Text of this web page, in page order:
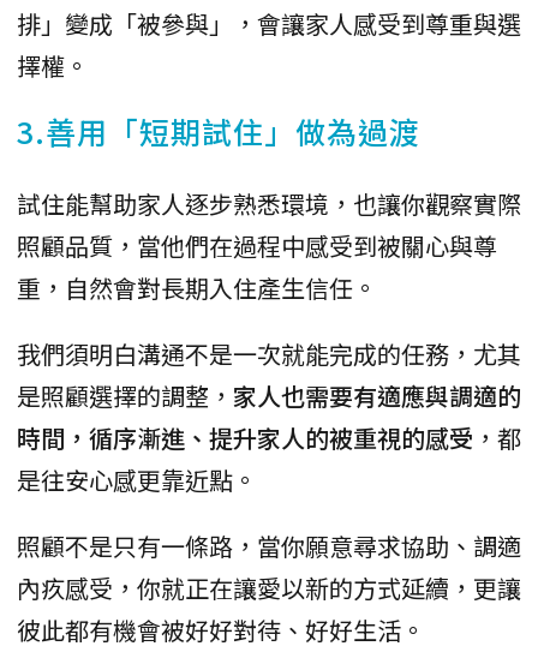
排」變成「被參與」，會讓家人感受到尊重與選
擇權。
3.善用「短期試住」做為過渡
試住能幫助家人逐步熟悉環境，也讓你觀察實際
照顧品質，當他們在過程中感受到被關心與尊
重，自然會對長期入住產生信任。
我們須明白溝通不是一次就能完成的任務，尤其
是照顧選擇的調整， 家人也需要有適應與調適的
時間，循序漸進、提升家人的被重視的感受 ，都
是往安心感更靠近點。
照顧不是只有一條路，當你願意尋求協助、調適
內疚感受，你就正在讓愛以新的方式延續，更讓
彼此都有機會被好好對待、好好生活。